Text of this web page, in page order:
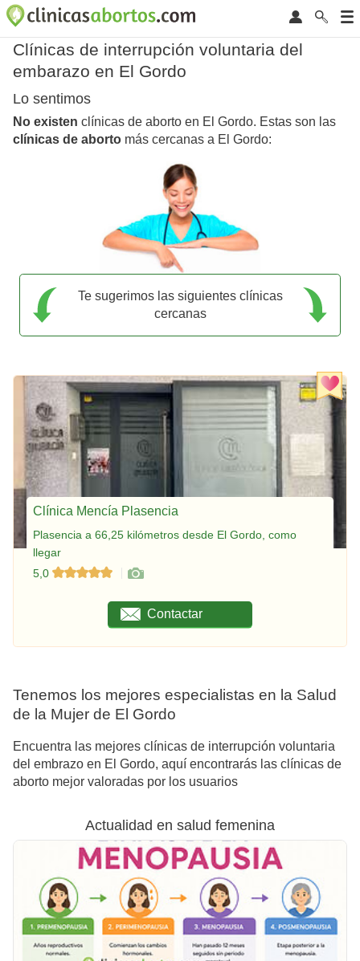
Clínicas de interrupción voluntaria del
embarazo en El Gordo
Lo sentimos
No existen clínicas de aborto en El Gordo. Estas son las
clínicas de aborto más cercanas a El Gordo:
Te sugerimos las siguientes clínicas
cercanas
Clínica Mencía Plasencia
Plasencia a 66,25 kilómetros desde El Gordo, como
llegar
5,0
Contactar
Tenemos los mejores especialistas en la Salud
de la Mujer de El Gordo
Encuentra las mejores clínicas de interrupción voluntaria
del embrazo en El Gordo, aquí encontrarás las clínicas de
aborto mejor valoradas por los usuarios
Actualidad en salud femenina